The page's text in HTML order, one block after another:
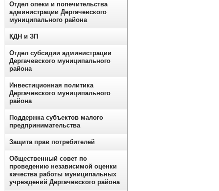
Отдел опеки и попечительства
администрации Дергачевского
муниципального района
КДН и ЗП
Отдел субсидии администрации
Дергачевского муниципального
района
Инвестиционная политика
Дергачевского муниципального
района
Поддержка субъектов малого
предпринимательства
Защита прав потребителей
Общественный совет по
проведению независимой оценки
качества работы муниципальных
учреждений Дергачевского района